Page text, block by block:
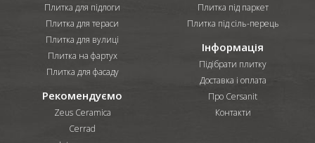
Плитка для підлоги
Плитка для тераси
Плитка для вулиці
Плитка на фартух
Плитка для фасаду
Плитка під паркет
Плитка під сіль-перець
Інформація
Підібрати плитку
Доставка і оплата
Про Cersanit
Контакти
Рекомендуємо
Zeus Ceramica
Cerrad